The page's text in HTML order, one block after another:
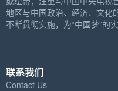
地区与中国政治、经济、文化
不断贯彻实施，为“中国梦”的
联系我们
Contact Us